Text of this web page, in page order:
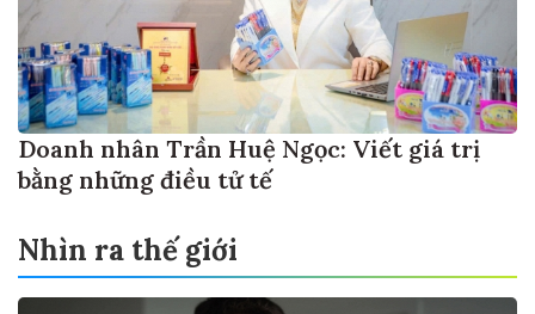
Doanh nhân Trần Huệ Ngọc: Viết giá trị
bằng những điều tử tế
Nhìn ra thế giới